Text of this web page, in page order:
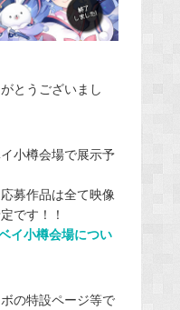
とうございまし
小樽会場で展示予
募作品は全て映像
です！！
イ小樽会場につい
の特設ページ等で